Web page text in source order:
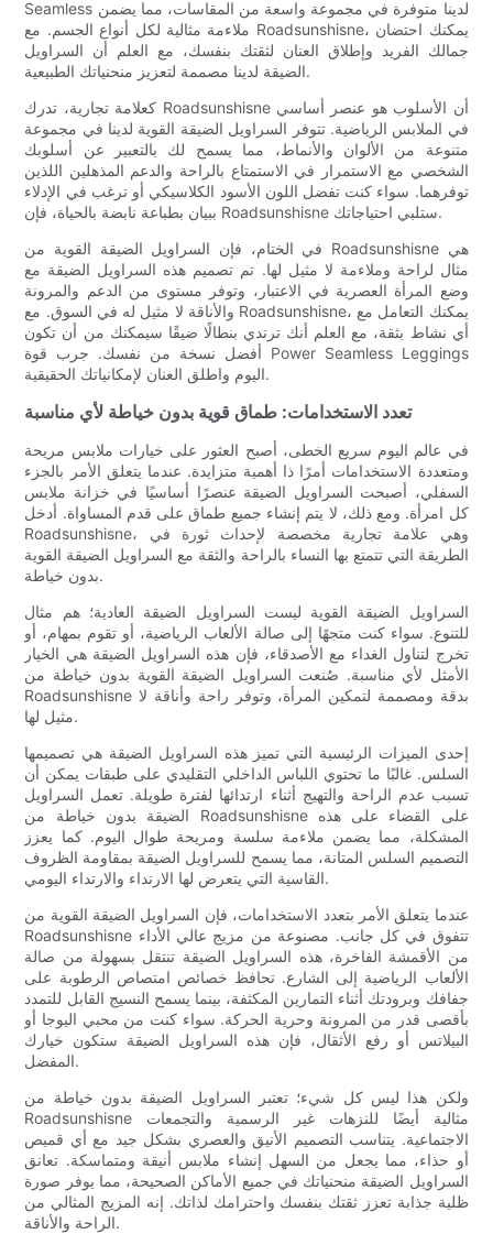
Seamless لدينا متوفرة في مجموعة واسعة من المقاسات، مما يضمن
ملاءمة مثالية لكل أنواع الجسم. مع Roadsunshisne، يمكنك احتضان
جمالك الفريد وإطلاق العنان لثقتك بنفسك، مع العلم أن السراويل
الضيقة لدينا مصممة لتعزيز منحنياتك الطبيعية.
كعلامة تجارية، تدرك Roadsunshisne أن الأسلوب هو عنصر أساسي
في الملابس الرياضية. تتوفر السراويل الضيقة القوية لدينا في مجموعة
متنوعة من الألوان والأنماط، مما يسمح لك بالتعبير عن أسلوبك
الشخصي مع الاستمرار في الاستمتاع بالراحة والدعم المذهلين اللذين
توفرهما. سواء كنت تفضل اللون الأسود الكلاسيكي أو ترغب في الإدلاء
ببيان بطباعة نابضة بالحياة، فإن Roadsunshisne ستلبي احتياجاتك.
في الختام، فإن السراويل الضيقة القوية من Roadsunshisne هي
مثال لراحة وملاءمة لا مثيل لها. تم تصميم هذه السراويل الضيقة مع
وضع المرأة العصرية في الاعتبار، وتوفر مستوى من الدعم والمرونة
والأناقة لا مثيل له في السوق. مع Roadsunshisne، يمكنك التعامل مع
أي نشاط بثقة، مع العلم أنك ترتدي بنطالًا ضيقًا سيمكنك من أن تكون
أفضل نسخة من نفسك. جرب قوة Power Seamless Leggings
اليوم واطلق العنان لإمكانياتك الحقيقية.
تعدد الاستخدامات: طماق قوية بدون خياطة لأي مناسبة
في عالم اليوم سريع الخطى، أصبح العثور على خيارات ملابس مريحة
ومتعددة الاستخدامات أمرًا ذا أهمية متزايدة. عندما يتعلق الأمر بالجزء
السفلي، أصبحت السراويل الضيقة عنصرًا أساسيًا في خزانة ملابس
كل امرأة. ومع ذلك، لا يتم إنشاء جميع طماق على قدم المساواة. أدخل
Roadsunshisne، وهي علامة تجارية مخصصة لإحداث ثورة في
الطريقة التي تتمتع بها النساء بالراحة والثقة مع السراويل الضيقة القوية
بدون خياطة.
السراويل الضيقة القوية ليست السراويل الضيقة العادية؛ هم مثال
للتنوع. سواء كنت متجهًا إلى صالة الألعاب الرياضية، أو تقوم بمهام، أو
تخرج لتناول الغداء مع الأصدقاء، فإن هذه السراويل الضيقة هي الخيار
الأمثل لأي مناسبة. صُنعت السراويل الضيقة القوية بدون خياطة من
Roadsunshisne بدقة ومصممة لتمكين المرأة، وتوفر راحة وأناقة لا
مثيل لها.
إحدى الميزات الرئيسية التي تميز هذه السراويل الضيقة هي تصميمها
السلس. غالبًا ما تحتوي اللباس الداخلي التقليدي على طبقات يمكن أن
تسبب عدم الراحة والتهيج أثناء ارتدائها لفترة طويلة. تعمل السراويل
الضيقة بدون خياطة من Roadsunshisne على القضاء على هذه
المشكلة، مما يضمن ملاءمة سلسة ومريحة طوال اليوم. كما يعزز
التصميم السلس المتانة، مما يسمح للسراويل الضيقة بمقاومة الظروف
القاسية التي يتعرض لها الارتداء والارتداء اليومي.
عندما يتعلق الأمر بتعدد الاستخدامات، فإن السراويل الضيقة القوية من
Roadsunshisne تتفوق في كل جانب. مصنوعة من مزيج عالي الأداء
من الأقمشة الفاخرة، هذه السراويل الضيقة تنتقل بسهولة من صالة
الألعاب الرياضية إلى الشارع. تحافظ خصائص امتصاص الرطوبة على
جفافك وبرودتك أثناء التمارين المكثفة، بينما يسمح النسيج القابل للتمدد
بأقصى قدر من المرونة وحرية الحركة. سواء كنت من محبي اليوجا أو
البيلاتس أو رفع الأثقال، فإن هذه السراويل الضيقة ستكون خيارك
المفضل.
ولكن هذا ليس كل شيء؛ تعتبر السراويل الضيقة بدون خياطة من
Roadsunshisne مثالية أيضًا للنزهات غير الرسمية والتجمعات
الاجتماعية. يتناسب التصميم الأنيق والعصري بشكل جيد مع أي قميص
أو حذاء، مما يجعل من السهل إنشاء ملابس أنيقة ومتماسكة. تعانق
السراويل الضيقة منحنياتك في جميع الأماكن الصحيحة، مما يوفر صورة
ظلية جذابة تعزز ثقتك بنفسك واحترامك لذاتك. إنه المزيج المثالي من
الراحة والأناقة.